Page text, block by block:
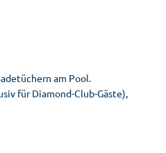
am Pool.
für Diamond-Club-Gäste),